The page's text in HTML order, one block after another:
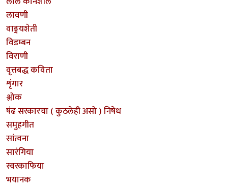
लावणी
वाङ्मयशेती
विडम्बन
विराणी
वृत्तबद्ध कविता
शृंगार
श्लोक
षंढ सरकारचा ( कुठलेही असो ) निषेध
समुहगीत
सांत्वना
सारंगिया
स्वरकाफिया
भयानक